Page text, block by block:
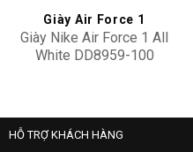
Giày Air Force 1
Giày Nike Air Force 1 All
White DD8959-100
HỖ TRỢ KHÁCH HÀNG